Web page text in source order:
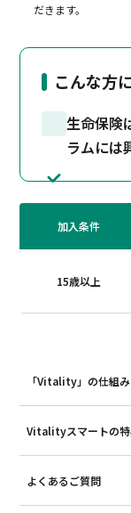
だきます。
こんな方
生命保険
ラムには
加入条件
15歳以上
「Vitality」の仕組み
Vitalityスマートの
よくあるご質問